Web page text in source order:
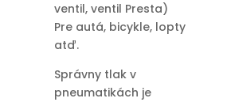
ventil, ventil Presta)
Pre autá, bicykle, lopty
atď.
Správny tlak v
pneumatikách je